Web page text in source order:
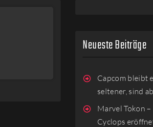
Neueste Beiträge
Capcom bleibt
seltener, sind
Marvel Tokon
Cyclops